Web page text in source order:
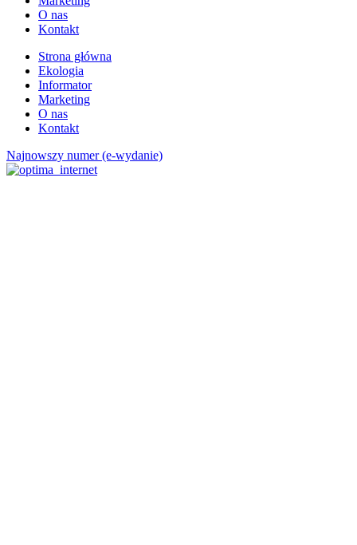
O nas
Kontakt
Strona główna
Ekologia
Informator
Marketing
O nas
Kontakt
Najnowszy numer (e-wydanie)